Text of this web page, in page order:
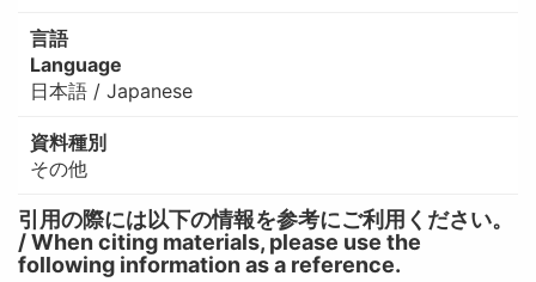
言語
Language
日本語 / Japanese
資料種別
その他
引用の際には以下の情報を参考にご利用ください。
/ When citing materials, please use the
following information as a reference.